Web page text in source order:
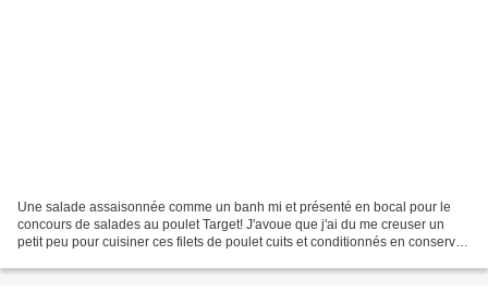
Une salade assaisonnée comme un banh mi et présenté en bocal pour le
concours de salades au poulet Target! J'avoue que j'ai du me creuser un
petit peu pour cuisiner ces filets de poulet cuits et conditionnés en conserve,